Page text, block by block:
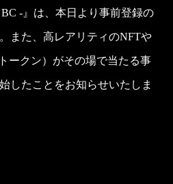
BC -』は、本日より事前登録の
また、高レアリティのNFTや
ークン）がその場で当たる事
したことをお知らせいたしま